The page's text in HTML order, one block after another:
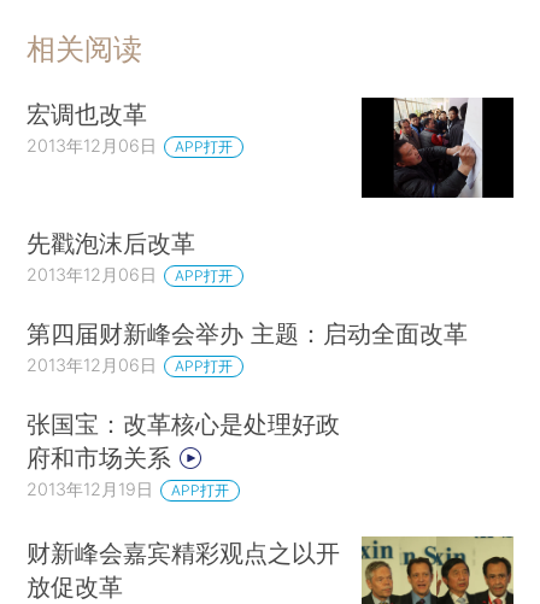
相关阅读
宏调也改革
2013年12月06日 APP打开
先戳泡沫后改革
2013年12月06日 APP打开
第四届财新峰会举办 主题：启动全面改革
2013年12月06日 APP打开
张国宝：改革核心是处理好政
府和市场关系
2013年12月19日 APP打开
财新峰会嘉宾精彩观点之以开
放促改革